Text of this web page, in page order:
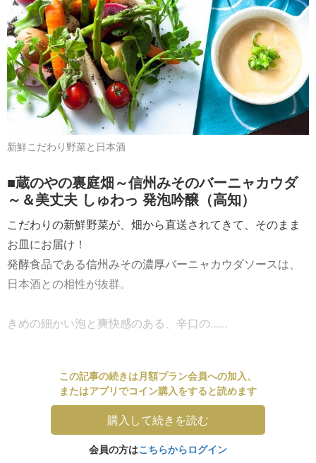
新鮮こだわり野菜と日本酒
■蔵のやの裏庭畑～信州みそのバーニャカウダ
～＆美丈夫 しゅわっ 発泡吟醸（高知）
こだわりの新鮮野菜が、畑から直送されてきて、そのまま
お皿にお届け！
発酵食品である信州みその濃厚バーニャカウダソースは、
日本酒との相性が抜群。
きめの細かい泡と爽快感のある、辛口の......
この記事の続きは月額プラン会員への加入、
またはアプリでコイン購入をすると読めます
購入して続きを読む
会員の方はこちらからログイン